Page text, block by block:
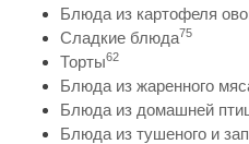
Блюда из картофеля
Сладкие блюда75
Торты62
Блюда из жаренного
Блюда из домашней
Блюда из тушеного и